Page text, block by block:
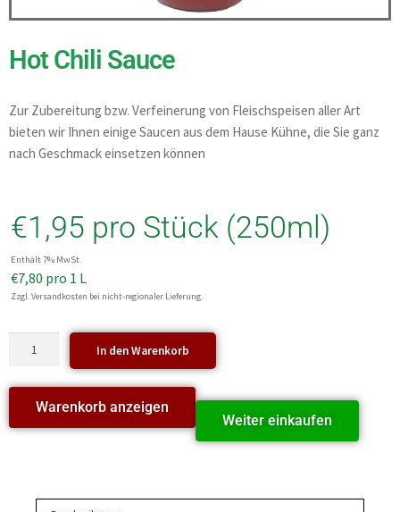
Hot Chili Sauce
Zur Zubereitung bzw. Verfeinerung von Fleischspeisen aller Art
bieten wir Ihnen einige Saucen aus dem Hause Kühne, die Sie ganz
nach Geschmack einsetzen können
€1,95 pro Stück (250ml)
Enthält 7% MwSt.
€7,80 pro 1 L
Zzgl. Versandkosten bei nicht-regionaler Lieferung.
In den Warenkorb
Warenkorb anzeigen
Weiter einkaufen